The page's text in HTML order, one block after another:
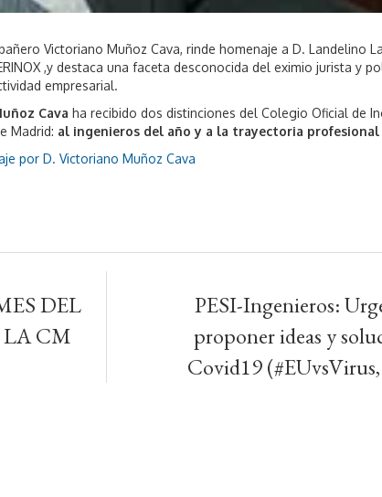
Victoriano Muñoz Cava, rinde homenaje a D. Landelino
,y destaca una faceta desconocida del eximio jurista y
empresarial.
Cava ha recibido dos distinciones del Colegio Oficial de
Madrid: al ingenieros del año y a la trayectoria profesional
por D. Victoriano Muñoz Cava
DEL
LA CM
PESI-Ingenieros:
proponer ideas y
Covid19